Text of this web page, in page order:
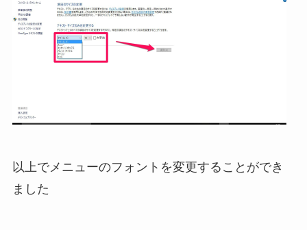
以上でメニューのフォントを変更することができ
ました